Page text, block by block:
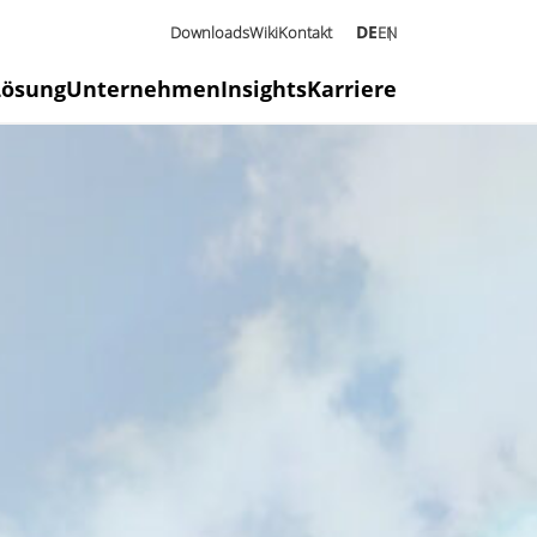
DownloadsWikiKontakt DEEN
UnternehmenInsightsKarriere